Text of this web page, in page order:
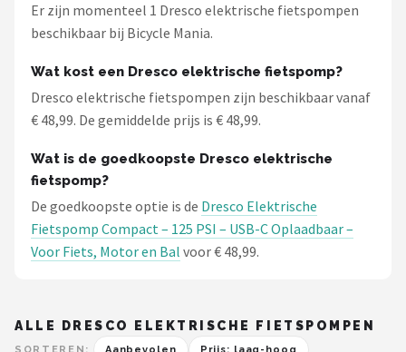
Schwalbe
Shimano
Alle merken →
Er zijn momenteel 1 Dresco elektrische fietspompen
beschikbaar bij Bicycle Mania.
Wat kost een Dresco elektrische fietspomp?
Dresco elektrische fietspompen zijn beschikbaar vanaf
€ 48,99. De gemiddelde prijs is € 48,99.
Wat is de goedkoopste Dresco elektrische
fietspomp?
De goedkoopste optie is de Dresco Elektrische
Fietspomp Compact – 125 PSI – USB-C Oplaadbaar –
Voor Fiets, Motor en Bal voor € 48,99.
ALLE DRESCO ELEKTRISCHE FIETSPOMPEN